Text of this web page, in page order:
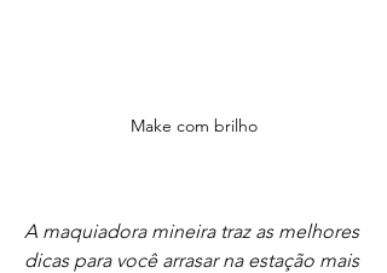
Make com brilho
A maquiadora mineira traz as melhores
dicas para você arrasar na estação mais